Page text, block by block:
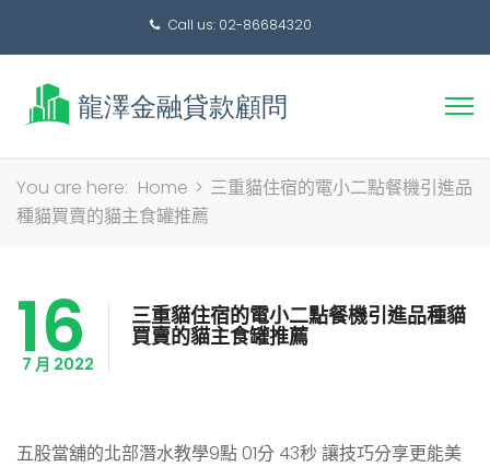
Call us: 02-86684320
搜
尋
You are here: Home > 三重貓住宿的電小二點餐機引進品
種貓買賣的貓主食罐推薦
16
7 月 2022
三重貓住宿的電小二點餐機引進品種貓
買賣的貓主食罐推薦
五股當舖的北部潛水教學9點 01分 43秒 讓技巧分享更能美